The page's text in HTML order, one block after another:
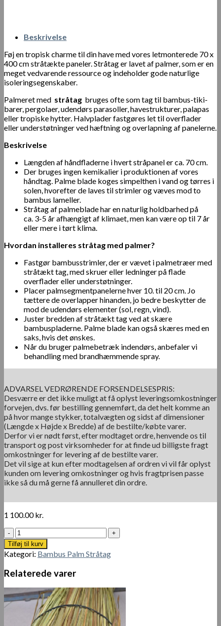
Beskrivelse
Føj en tropisk charme til din have med vores letmonterede 70 x
400 cm stråtækte paneler. Stråtag er lavet af palmer, som er en
meget vedvarende ressource og indeholder gode naturlige
isoleringsegenskaber.
Palmeret med stråtag bruges ofte som tag til bambus-tiki-
barer, pergolaer, udendørs parasoller, havestrukturer, palapas
eller tropiske hytter. Halvplader fastgøres let til overflader
eller understøtninger ved hæftning og overlapning af panelerne.
Beskrivelse
Længden af ​​håndfladerne i hvert stråpanel er ca. 70 cm.
Der bruges ingen kemikalier i produktionen af ​​vores
håndtag. Palme blade koges simpelthen i vand og tørres i
solen, hvorefter de laves til strimler og væves mod to
bambus lameller.
Stråtag af palmeblade har en naturlig holdbarhed på
ca. 3-5 år afhængigt af klimaet, men kan være op til 7 år
eller mere i tørt klima.
Hvordan installeres stråtag med palmer?
Fastgør bambusstrimler, der er vævet i palmetræer med
stråtækt tag, med skruer eller ledninger på flade
overflader eller understøtninger.
Placer palmsegmentpanelerne hver 10. til 20 cm. Jo
tættere de overlapper hinanden, jo bedre beskytter de
mod de udendørs elementer (sol, regn, vind).
Juster bredden af ​​stråtækt tag ved at skære
bambuspladerne. Palme blade kan også skæres med en
saks, hvis det ønskes.
Når du bruger palmebetræk indendørs, anbefaler vi
behandling med brandhæmmende spray.
ADVARSEL VEDRØRENDE FORSENDELSESPRIS:
Desværre er det ikke muligt at få oplyst leveringsomkostninger
forvejen, dvs. før bestilling gennemført, da det helt komme an
på hvor mange stykker, totalvægten og sidst af dimensioner
(Længde x Højde x Bredde) af de bestilte/købte varer.
Derfor vi er nødt først, efter modtaget ordre, henvende os til
transport og post virksomheder for at finde ud billigste fragt
omkostninger for levering af de bestilte varer.
Det vil sige at kun efter modtagelsen af ordren vi vil får oplyst
kunden om levering omkostninger og hvis fragtprisen passe
ikke så du må gerne få annulleret din ordre.
1 100.00kr.
Palme
afdæknings
stråtag
70/100
x
400
cm
antal
Tilføj til kurv
Kategori: Bambus Palm Stråtag
Relaterede varer